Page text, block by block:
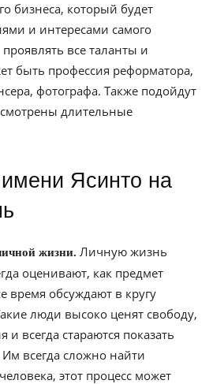
бизнеса, который будет
и интересами самого
все таланты и
быть профессия реформатора,
фотографа. Также подойдут
длительные
жизни. Личную жизнь
оценивают, как предмет
время обсуждают в кругу
люди высоко ценят свободу,
всегда стараются показать
всегда сложно найти
этот процесс может